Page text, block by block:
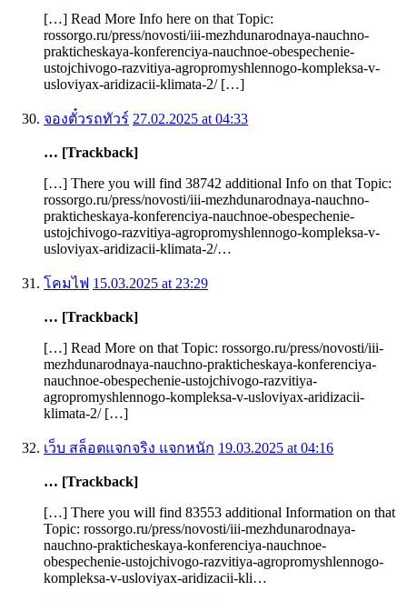
[…] Read More Info here on that Topic:
rossorgo.ru/press/novosti/iii-mezhdunarodnaya-nauchno-
prakticheskaya-konferenciya-nauchnoe-obespechenie-
ustojchivogo-razvitiya-agropromyshlennogo-kompleksa-v-
usloviyax-aridizacii-klimata-2/ […]
จองตั๋วรถทัวร์ 27.02.2025 at 04:33
… [Trackback]
[…] There you will find 38742 additional Info on that Topic:
rossorgo.ru/press/novosti/iii-mezhdunarodnaya-nauchno-
prakticheskaya-konferenciya-nauchnoe-obespechenie-
ustojchivogo-razvitiya-agropromyshlennogo-kompleksa-v-
usloviyax-aridizacii-klimata-2/…
โคมไฟ 15.03.2025 at 23:29
… [Trackback]
[…] Read More on that Topic: rossorgo.ru/press/novosti/iii-
mezhdunarodnaya-nauchno-prakticheskaya-konferenciya-
nauchnoe-obespechenie-ustojchivogo-razvitiya-
agropromyshlennogo-kompleksa-v-usloviyax-aridizacii-
klimata-2/ […]
เว็บ สล็อตแจกจริง แจกหนัก 19.03.2025 at 04:16
… [Trackback]
[…] There you will find 83553 additional Information on that
Topic: rossorgo.ru/press/novosti/iii-mezhdunarodnaya-
nauchno-prakticheskaya-konferenciya-nauchnoe-
obespechenie-ustojchivogo-razvitiya-agropromyshlennogo-
kompleksa-v-usloviyax-aridizacii-kli…